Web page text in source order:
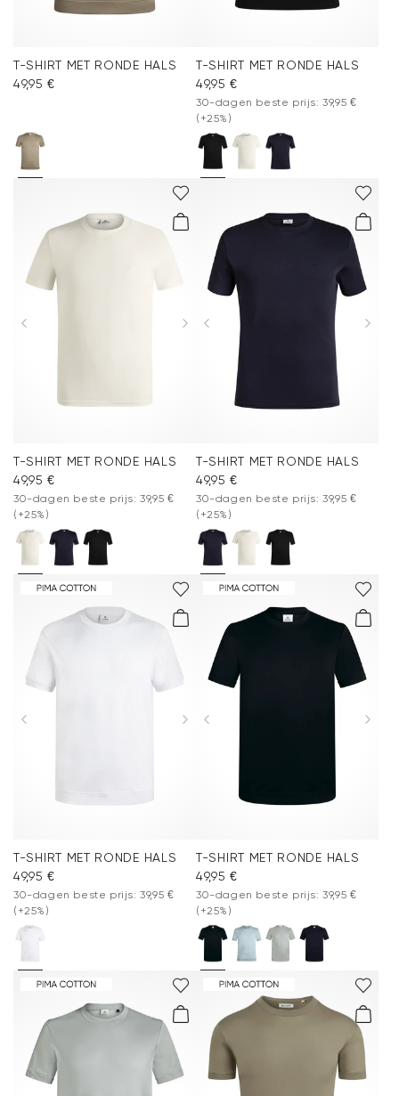
T-SHIRT MET RONDE HALS
49,95 €
T-SHIRT MET RONDE HALS
49,95 €
30-dagen beste prijs: 39,95 €
(+25%)
T-SHIRT MET RONDE HALS
49,95 €
30-dagen beste prijs: 39,95 €
(+25%)
T-SHIRT MET RONDE HALS
49,95 €
30-dagen beste prijs: 39,95 €
(+25%)
T-SHIRT MET RONDE HALS
49,95 €
30-dagen beste prijs: 39,95 €
(+25%)
T-SHIRT MET RONDE HALS
49,95 €
30-dagen beste prijs: 39,95 €
(+25%)